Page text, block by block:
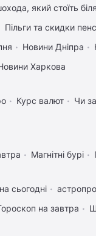
який стоїть
Пільги та скидки
Новини Дніпра
Харкова
Курс валют Чи
Магнітні бурі
сьогодні
на завтра